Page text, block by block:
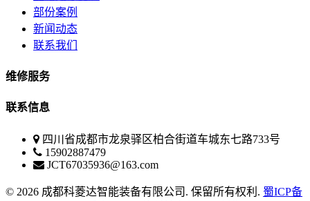
部份案例
新闻动态
联系我们
维修服务
联系信息
四川省成都市龙泉驿区柏合街道车城东七路733号
15902887479
JCT67035936@163.com
© 2026 成都科菱达智能装备有限公司. 保留所有权利. 蜀ICP备